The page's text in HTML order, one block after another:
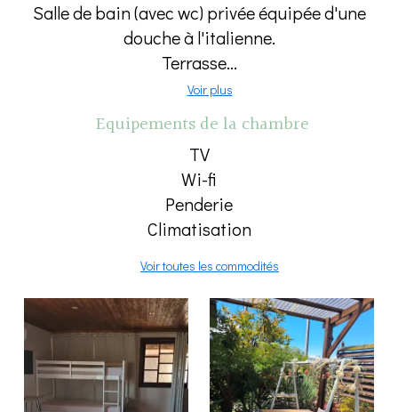
Salle de bain (avec wc) privée équipée d'une
douche à l'italienne.
Terrasse...
Voir plus
Equipements de la chambre
TV
Wi-fi
Penderie
Climatisation
Voir toutes les commodités